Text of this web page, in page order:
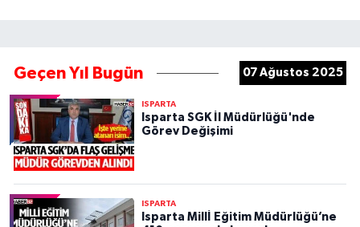
Geçen Yıl Bugün 07 Ağustos 2025
ISPARTA
Isparta SGK İl Müdürlüğü'nde
Görev Değişimi
ISPARTA
Isparta Millİ Eğitim Müdürlüğü’ne